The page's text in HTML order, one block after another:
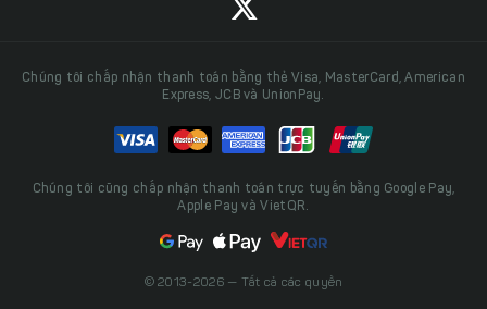
Chúng tôi chấp nhận thanh toán bằng thẻ Visa, MasterCard, American
Express, JCB và UnionPay.
Chúng tôi cũng chấp nhận thanh toán trực tuyến bằng Google Pay,
Apple Pay và VietQR.
© 2013-2026 — Tất cả các quyền